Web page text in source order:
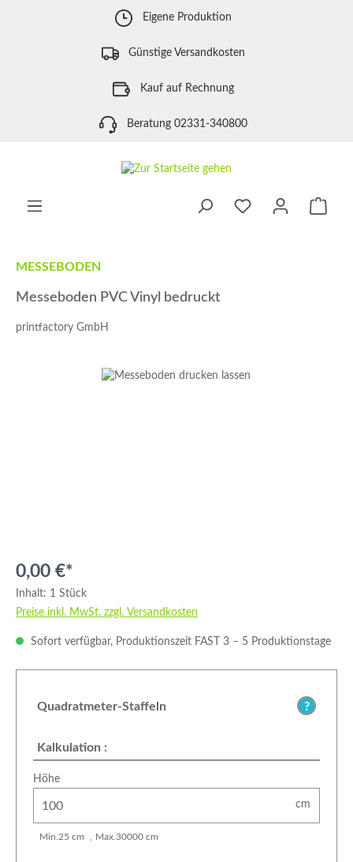
Zum Hauptinhalt springen Eigene Produktion
Günstige Versandkosten
Kauf auf Rechnung
Beratung 02331-340800
MESSEBODEN
Messeboden PVC Vinyl bedruckt
printfactory GmbH
Bildergalerie überspringen
0,00 €*
Inhalt: 1 Stück
Preise inkl. MwSt. zzgl. Versandkosten
Sofort verfügbar, Produktionszeit FAST 3 – 5 Produktionstage
Quadratmeter-Staffeln
Kalkulation :
Höhe
cm
Min.25 cm Max.30000cm